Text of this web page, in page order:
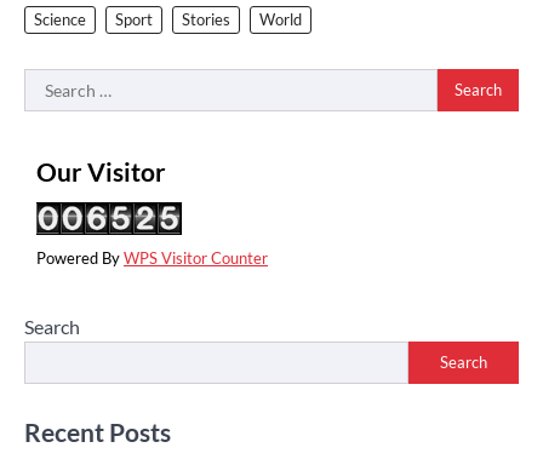
Science
Sport Stories World
Search
for:
Our Visitor
Powered ByWPS Visitor Counter
Search
Search
Recent Posts